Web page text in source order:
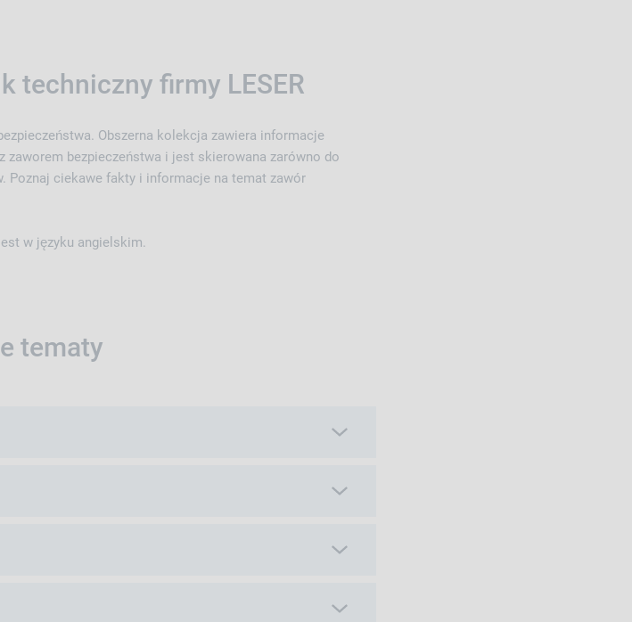
techniczny firmy LESER
Obszerna kolekcja zawiera informacje
bezpieczeństwa i jest skierowana zarówno do
Poznaj ciekawe fakty i informacje na temat zawór
w języku angielskim.
tematy